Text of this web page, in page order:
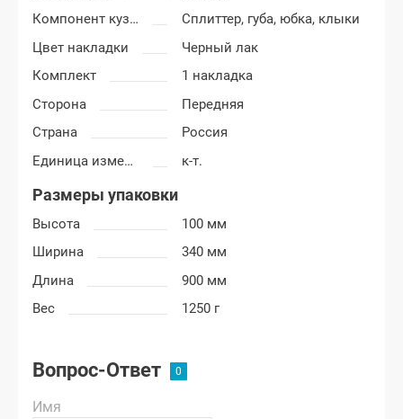
Компонент кузова
Сплиттер, губа, юбка, клыки
Цвет накладки
Черный лак
Комплект
1 накладка
Сторона
Передняя
Страна
Россия
Единица измерения
к-т.
Размеры упаковки
Высота
100 мм
Ширина
340 мм
Длина
900 мм
Вес
1250 г
Вопрос-Ответ
Имя